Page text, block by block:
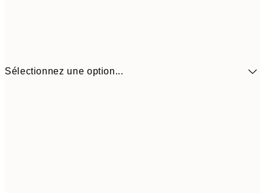
Sélectionnez une option...